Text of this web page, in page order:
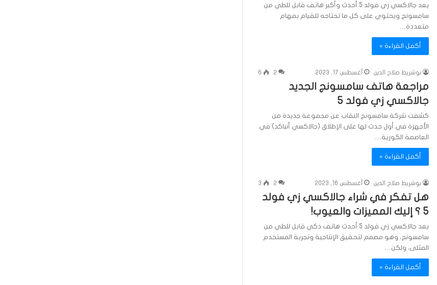
يعد جالاكسي زي فولد 5 أحدث وأكبر هاتف قابل للطي من
سامسونج ويحتوي على كل ما تحتاجه للقيام بمهام
متعددة…
أكمل القراءة »
بوشريط صلاح الدين
أغسطس 17, 2023 2
6
مراجعة هاتف سامسونج الجديد
جالاكسي زي فولد 5
كشفت شركة سامسونج النقاب عن مجموعة جديدة من
الأجهزة في أول حدث لها على الإطلاق (جالاكسي أنباكد) في
العاصمة الكورية…
أكمل القراءة »
بوشريط صلاح الدين أغسطس 16, 2023 2
3
هل تفكر في شراء جالاكسي زي فولد
5 ؟ إليك المميزات والعيوب!
يعد جالاكسي زي فولد 5 أحدث هاتف ذكي قابل للطي من
سامسونج، وهو مصمم لتحقيق الإنتاجية وتجربة المستخدم
المثلى، ولكن…
أكمل القراءة »